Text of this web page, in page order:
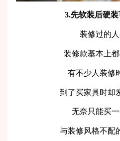
3.先软装后硬
装修过的
装修款基本上
有不少人装修
到了买家具时却
无奈只能买
与装修风格不配